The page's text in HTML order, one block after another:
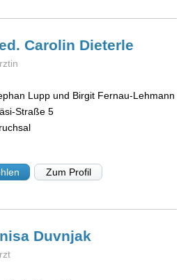
Carolin Dieterle
Lupp und Birgit Fernau-Lehmann
Straße 5
Zum Profil
Duvnjak